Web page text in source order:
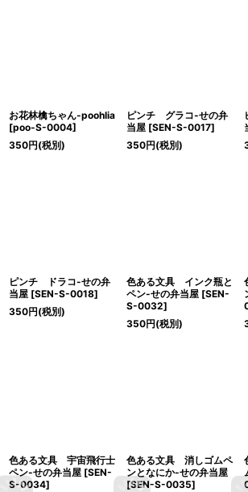
お花林檎ちゃん-poohlia
[poo-S-0004]
350円(税別)
ピンチ グラコ-せの弁
当屋 [SEN-S-0017]
350円(税別)
ピンチ ドラコ-せの弁
当屋 [SEN-S-0018]
350円(税別)
色ある文具 インク瓶と
ペン-せの弁当屋 [SEN-
S-0032]
350円(税別)
色ある文具 宇宙飛行士
ペン-せの弁当屋 [SEN-
S-0034]
色ある文具 消しゴムペ
ンとなにか-せの弁当屋
[SEN-S-0035]